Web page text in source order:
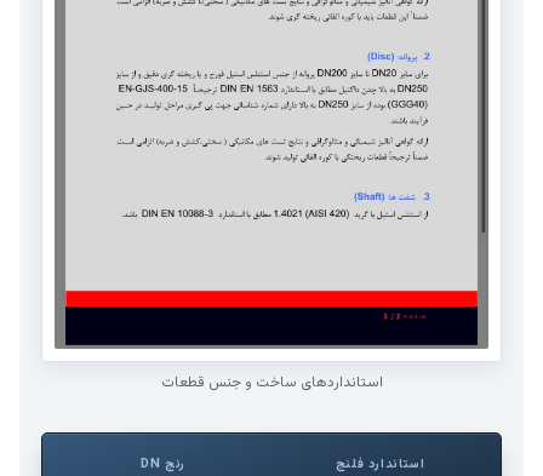
استانداردهای ساخت و جنس قطعات
استاندارد فلنج رنج DN